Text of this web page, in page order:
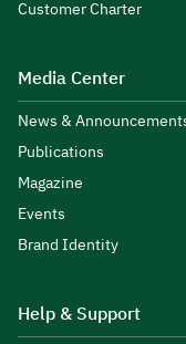
Customer Charter
Media Center
News &
Publications
Magazine
Events
Brand Identity
Help & Support